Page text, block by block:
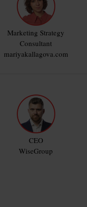
Marketing Strategy
Consultant
mariyakallagova.com
CEO
WiseGroup